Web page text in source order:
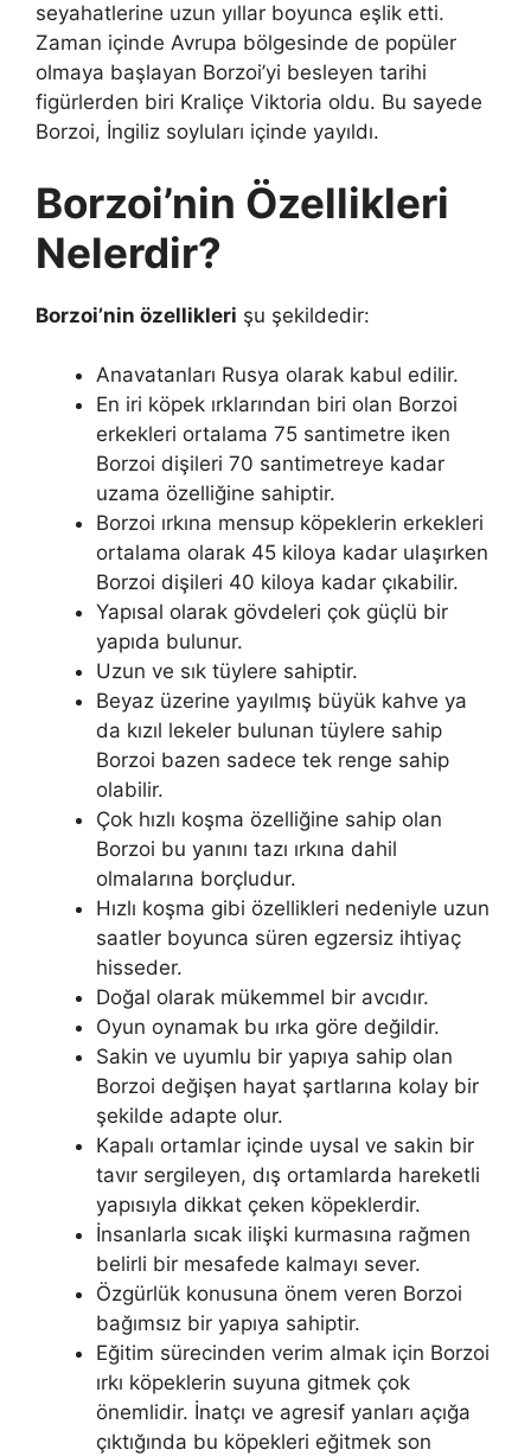
seyahatlerine uzun yıllar boyunca eşlik etti.
Zaman içinde Avrupa bölgesinde de popüler
olmaya başlayan Borzoi’yi besleyen tarihi
figürlerden biri Kraliçe Viktoria oldu. Bu sayede
Borzoi, İngiliz soyluları içinde yayıldı.
Borzoi’nin Özellikleri
Nelerdir?
Borzoi’nin özellikleri şu şekildedir:
Anavatanları Rusya olarak kabul edilir.
En iri köpek ırklarından biri olan Borzoi
erkekleri ortalama 75 santimetre iken
Borzoi dişileri 70 santimetreye kadar
uzama özelliğine sahiptir.
Borzoi ırkına mensup köpeklerin erkekleri
ortalama olarak 45 kiloya kadar ulaşırken
Borzoi dişileri 40 kiloya kadar çıkabilir.
Yapısal olarak gövdeleri çok güçlü bir
yapıda bulunur.
Uzun ve sık tüylere sahiptir.
Beyaz üzerine yayılmış büyük kahve ya
da kızıl lekeler bulunan tüylere sahip
Borzoi bazen sadece tek renge sahip
olabilir.
Çok hızlı koşma özelliğine sahip olan
Borzoi bu yanını tazı ırkına dahil
olmalarına borçludur.
Hızlı koşma gibi özellikleri nedeniyle uzun
saatler boyunca süren egzersiz ihtiyaç
hisseder.
Doğal olarak mükemmel bir avcıdır.
Oyun oynamak bu ırka göre değildir.
Sakin ve uyumlu bir yapıya sahip olan
Borzoi değişen hayat şartlarına kolay bir
şekilde adapte olur.
Kapalı ortamlar içinde uysal ve sakin bir
tavır sergileyen, dış ortamlarda hareketli
yapısıyla dikkat çeken köpeklerdir.
İnsanlarla sıcak ilişki kurmasına rağmen
belirli bir mesafede kalmayı sever.
Özgürlük konusuna önem veren Borzoi
bağımsız bir yapıya sahiptir.
Eğitim sürecinden verim almak için Borzoi
ırkı köpeklerin suyuna gitmek çok
önemlidir. İnatçı ve agresif yanları açığa
çıktığında bu köpekleri eğitmek son